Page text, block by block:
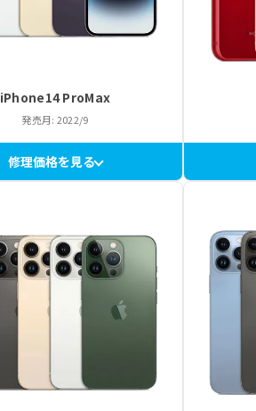
iPhone14 ProMax
発売月: 2022/9
修理価格を見る